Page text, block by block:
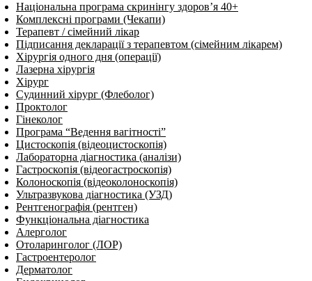
Національна програма скринінгу здоров’я 40+
Комплексні програми (Чекапи)
Терапевт / сімейний лікар
Підписання декларації з терапевтом (сімейним лікарем)
Хірургія одного дня (операції)
Лазерна хірургія
Хірург
Судинний хірург (Флеболог)
Проктолог
Гінеколог
Програма “Ведення вагітності”
Цистоскопія (відеоцистоскопія)
Лабораторна діагностика (аналізи)
Гастроскопія (відеогастроскопія)
Колоноскопія (відеоколоноскопія)
Ультразвукова діагностика (УЗД)
Рентгенографія (рентген)
Функціональна діагностика
Алерголог
Отоларинголог (ЛОР)
Гастроентеролог
Дерматолог